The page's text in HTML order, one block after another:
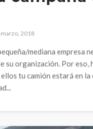
2018
mediana empresa
su organización. Por
tu camión estará en